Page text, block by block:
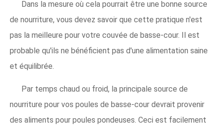
Dans la mesure où cela pourrait être une bonne source
de nourriture, vous devez savoir que cette pratique n'est
pas la meilleure pour votre couvée de basse-cour. Il est
probable qu'ils ne bénéficient pas d'une alimentation saine
et équilibrée.
Par temps chaud ou froid, la principale source de
nourriture pour vos poules de basse-cour devrait provenir
des aliments pour poules pondeuses. Ceci est facilement